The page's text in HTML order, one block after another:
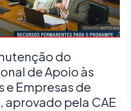
do
de Apoio às
e Empresas de
aprovado pela CAE